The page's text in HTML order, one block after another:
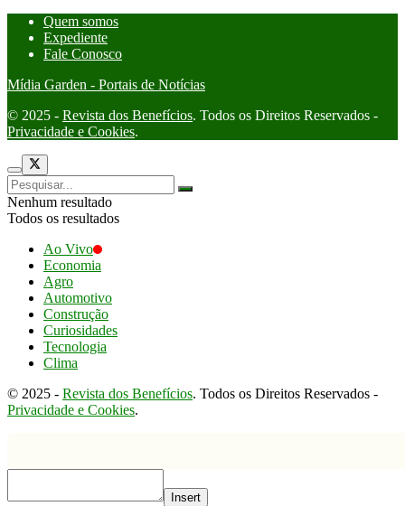
Quem somos
Expediente
Fale Conosco
Mídia Garden - Portais de Notícias
© 2025 - Revista dos Benefícios. Todos os Direitos Reservados -
Privacidade e Cookies.
Nenhum resultado
Todos os resultados
Ao Vivo
Economia
Agro
Automotivo
Construção
Curiosidades
Tecnologia
Clima
© 2025 - Revista dos Benefícios. Todos os Direitos Reservados -
Privacidade e Cookies.
Insert